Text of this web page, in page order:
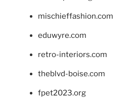
mischieffashion.com
eduwyre.com
retro-interiors.com
theblvd-boise.com
fpet2023.org